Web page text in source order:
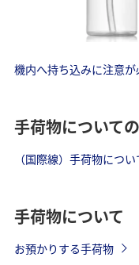
機内へ持ち込みに注意
手荷物について
（国際線）手荷物につ
手荷物について
お預かりする手荷物